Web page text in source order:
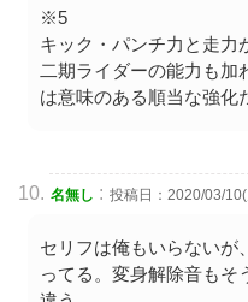
※5
キック・パンチ力と走力
二期ライダーの能力も加
は意味のある順当な強化
名無し : 投稿日：2020/03/
セリフは俺もいらないが
ってる。変身解除音もそ